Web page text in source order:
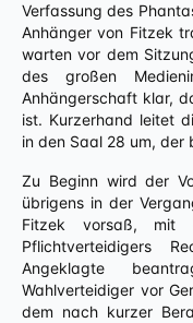
Verfassung des
Anhänger von Fitzek
warten vor dem
des großen
Anhängerschaft klar,
ist. Kurzerhand leitet
in den Saal 28 um, der
Zu Beginn wird der
übrigens in der
Fitzek vorsaß, mit
Pflichtverteidigers
Angeklagte
Wahlverteidiger vor
dem nach kurzer